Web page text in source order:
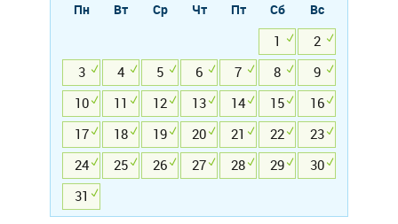
Пн Вт Ср Чт Пт Сб
Вс
1
2
3
4 5 6 7 8
9
10
11 12 13 14 15
16
17
18 19 20 21 22
23
24
25 26 27 28 29
30
31